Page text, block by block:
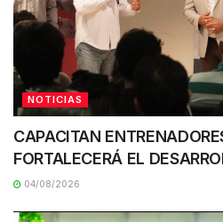
NOTICIAS
CAPACITAN
FORTALECERÁ EL
04/08/2026